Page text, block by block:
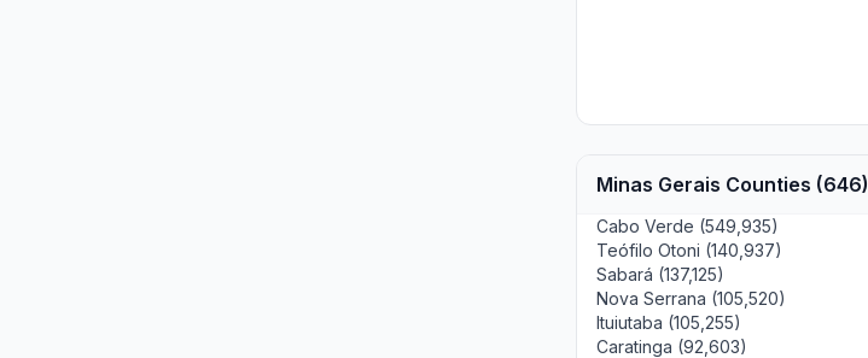
Minas Gerais Counties (646)
Cabo Verde (549,935)
Teófilo Otoni (140,937)
Sabará (137,125)
Nova Serrana (105,520)
Ituiutaba (105,255)
Caratinga (92,603)